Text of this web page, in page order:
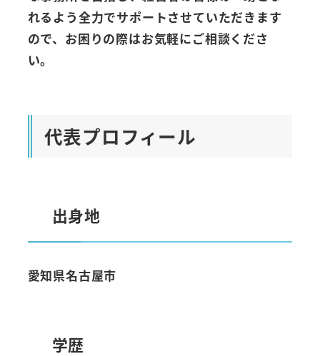
れるよう全力でサポートさせていただきます
ので、お困りの際はお気軽にご相談くださ
い。
代表プロフィール
出身地
愛知県名古屋市
学歴